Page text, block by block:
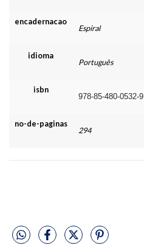
encadernacao
Espiral
idioma
Português
isbn
978-85-480-0532-9
no-de-paginas
294